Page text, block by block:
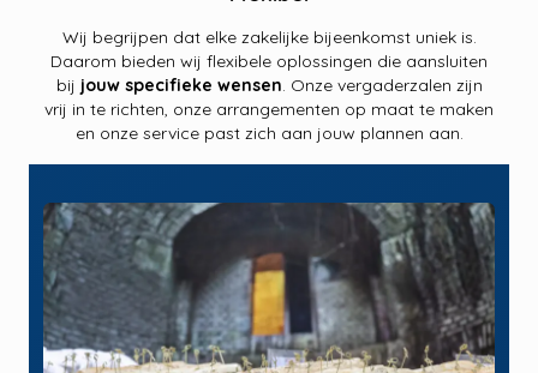
Wij begrijpen dat elke zakelijke bijeenkomst uniek is.
Daarom bieden wij flexibele oplossingen die aansluiten
bij jouw specifieke wensen. Onze vergaderzalen zijn
vrij in te richten, onze arrangementen op maat te maken
en onze service past zich aan jouw plannen aan.